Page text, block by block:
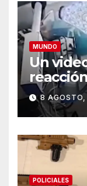
MUNDO
Un
Japón
8
POLICIALES